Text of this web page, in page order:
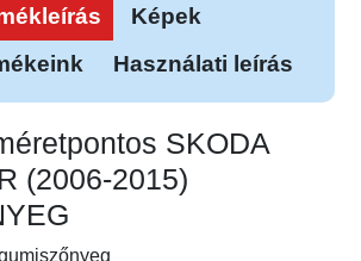
Képek
Használati leírás
SKODA
(2006-2015)